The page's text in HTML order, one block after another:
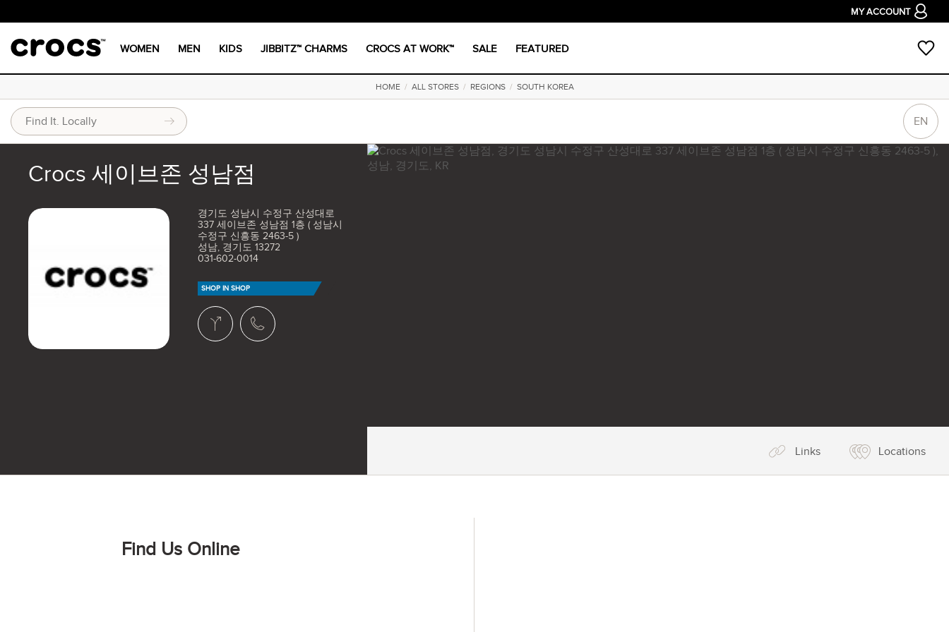
MY ACCOUNT
WOMEN MEN KIDS JIBBITZ™ CHARMS CROCS AT WORK™ SALE FEATURED
HOME/ ALL STORES/ REGIONS/ SOUTH KOREA
EN
Crocs 세이브존 성남점
경기도 성남시 수정구 산성대로
337 세이브존 성남점 1층 ( 성남시
수정구 신흥동 2463-5 )
성남, 경기도 13272
031-602-0014
SHOP IN SHOP
Links Locations
Find Us Online